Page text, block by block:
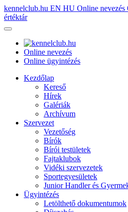
kennelclub.hu EN HU Online nevezés
értéktár
Online nevezés
Online ügyintézés
Kezdőlap
Kereső
Hírek
Galériák
Archívum
Szervezet
Vezetőség
Bírók
Bírói testületek
Fajtaklubok
Vidéki szervezetek
Sportegyesületek
Junior Handler és
Ügyintézés
Letölthető dokumentumok